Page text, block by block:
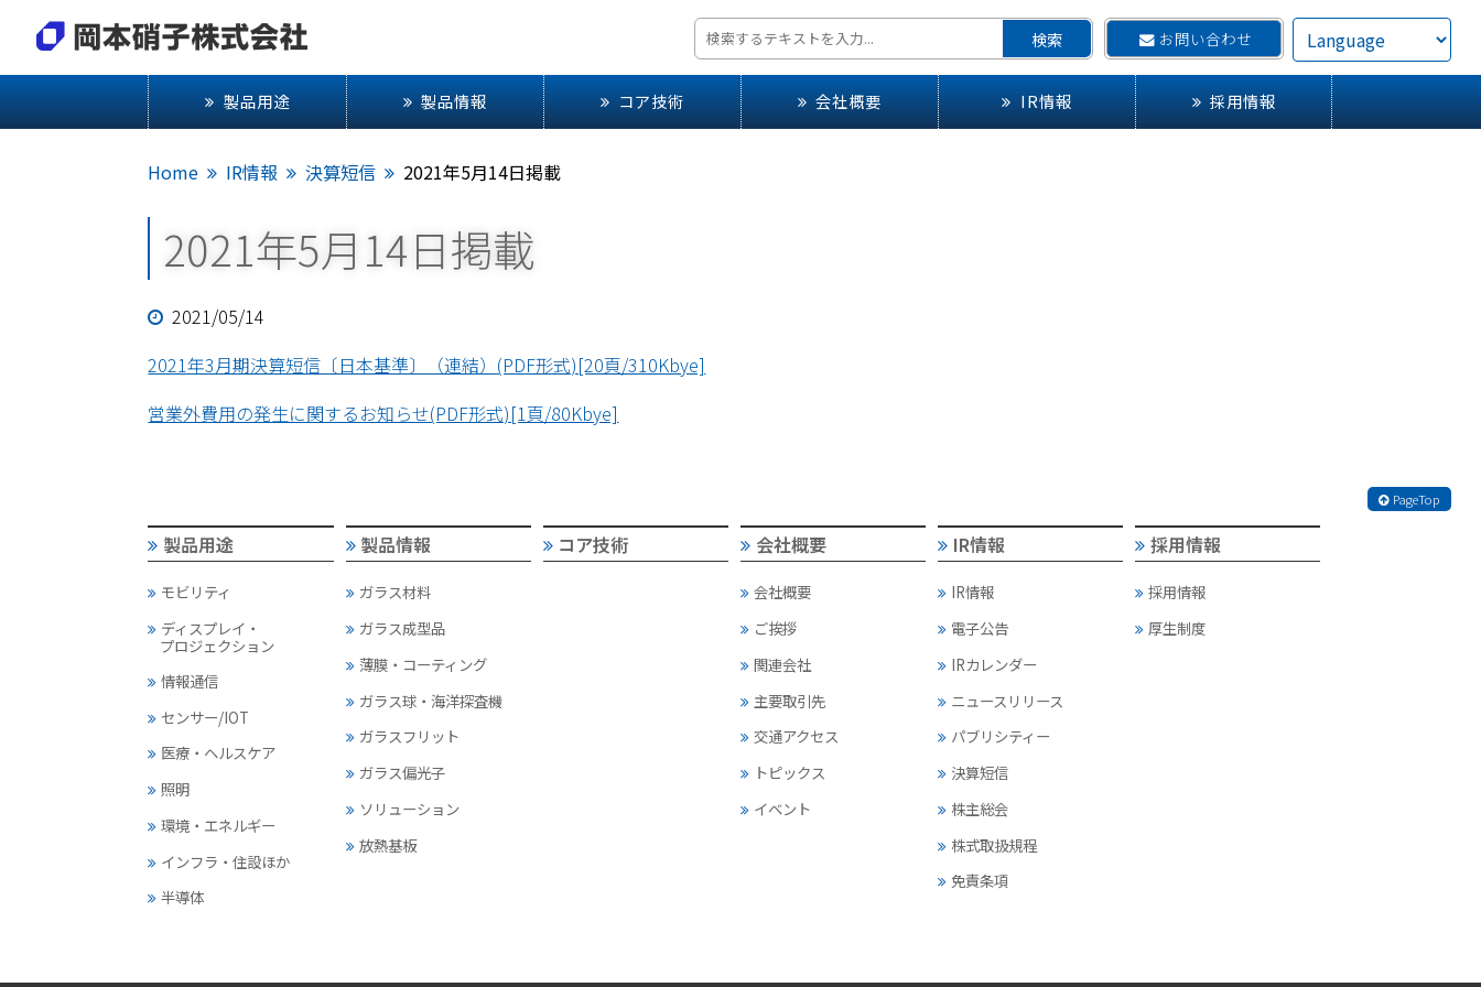
お問い合わせ
製品用途 製品情報 コア技術 会社概要 IR情報 採用情報
Home IR情報 決算短信 2021年5月14日掲載
2021年5月14日掲載
2021/05/14
2021年3月期決算短信〔日本基準〕（連結）(PDF形式)[20頁/310Kbye]
営業外費用の発生に関するお知らせ(PDF形式)[1頁/80Kbye]
PageTop
製品用途
モビリティ
ディスプレイ・
プロジェクション
情報通信
センサー/IOT
医療・ヘルスケア
照明
環境・エネルギー
インフラ・住設ほか
半導体
製品情報
ガラス材料
ガラス成型品
薄膜・コーティング
ガラス球・海洋探査機
ガラスフリット
ガラス偏光子
ソリューション
放熱基板
コア技術 会社概要
会社概要
ご挨拶
関連会社
主要取引先
交通アクセス
トピックス
イベント
IR情報
IR情報
電子公告
IRカレンダー
ニュースリリース
パブリシティー
決算短信
株主総会
株式取扱規程
免責条項
採用情報
採用情報
厚生制度